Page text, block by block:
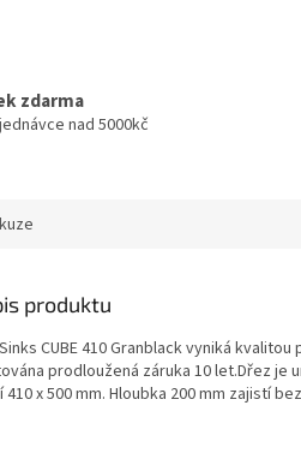
zdarma
nad 5000kč
produktu
CUBE 410 Granblack vyniká
prodloužená záruka 10 let.Dřez je
x 500 mm. Hloubka 200 mm zajistí